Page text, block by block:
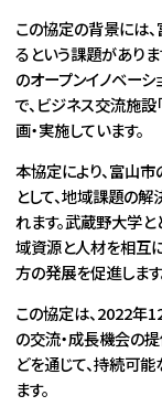
この協定の背景には
るという課題があり
のオープンイノベー
で、ビジネス交流施
画・実施しています。
本協定により、富山
として、地域課題の
れます。武蔵野大学
域資源と人材を相互
方の発展を促進します
この協定は、2022年
の交流・成長機会の
どを通じて、持続可
ます。